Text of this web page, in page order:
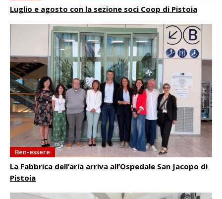
Luglio e agosto con la sezione soci Coop di Pistoia
Ben-essere
La Fabbrica dell’aria arriva all’Ospedale San Jacopo di
Pistoia